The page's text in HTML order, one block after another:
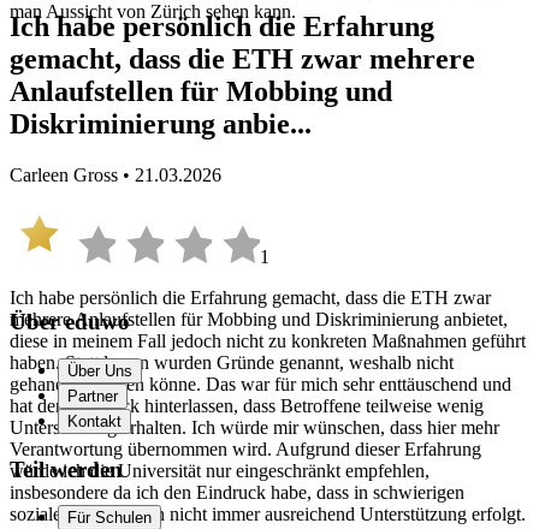
man Aussicht von Zürich sehen kann.
Ich habe persönlich die Erfahrung
gemacht, dass die ETH zwar mehrere
Anlaufstellen für Mobbing und
Diskriminierung anbie...
Carleen Gross • 21.03.2026
1
Ich habe persönlich die Erfahrung gemacht, dass die ETH zwar
mehrere Anlaufstellen für Mobbing und Diskriminierung anbietet,
diese in meinem Fall jedoch nicht zu konkreten Maßnahmen geführt
haben. Stattdessen wurden Gründe genannt, weshalb nicht
gehandelt werden könne. Das war für mich sehr enttäuschend und
hat den Eindruck hinterlassen, dass Betroffene teilweise wenig
Unterstützung erhalten. Ich würde mir wünschen, dass hier mehr
Verantwortung übernommen wird. Aufgrund dieser Erfahrung
würde ich die Universität nur eingeschränkt empfehlen,
insbesondere da ich den Eindruck habe, dass in schwierigen
sozialen Dynamiken nicht immer ausreichend Unterstützung erfolgt.
Über eduwo
Über Uns
Partner
Kontakt
Teil werden
Für Schulen